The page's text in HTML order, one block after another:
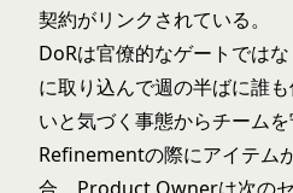
契約がリンクされている。
DoRは官僚的なゲートでは
に取り込んで週の半ばに誰
いと気づく事態からチームを
Refinementの際にアイテム